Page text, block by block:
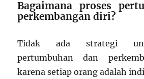
Bagaimana proses
perkembangan diri?
Tidak ada strategi
pertumbuhan dan
karena setiap orang adalah